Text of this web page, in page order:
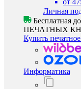
от
Личная
Бесплатная
ПЕЧАТНЫХ
Купить
Информатика